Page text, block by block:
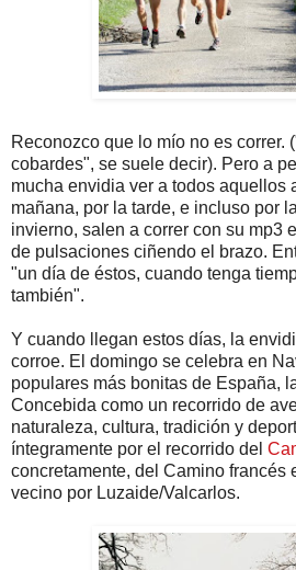
Reconozco que lo mío no es correr.
cobardes", se suele decir). Pero a
mucha envidia ver a todos aquellos
mañana, por la tarde, e incluso por
invierno, salen a correr con su mp3
de pulsaciones ciñendo el brazo.
"un día de éstos, cuando tenga
también".
Y cuando llegan estos días, la
corroe. El domingo se celebra en
populares más bonitas de España,
Concebida como un recorrido de
naturaleza, cultura, tradición y
íntegramente por el recorrido del
concretamente, del Camino francés
vecino por Luzaide/Valcarlos.